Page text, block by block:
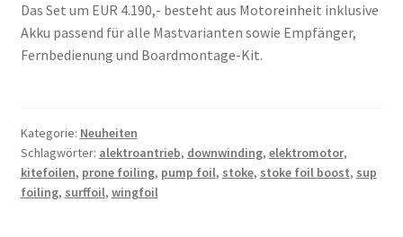
Das Set um EUR 4.190,- besteht aus Motoreinheit inklusive
Akku passend für alle Mastvarianten sowie Empfänger,
Fernbedienung und Boardmontage-Kit.
Kategorie: Neuheiten
Schlagwörter: alektroantrieb, downwinding, elektromotor,
kitefoilen, prone foiling, pump foil, stoke, stoke foil boost, sup
foiling, surffoil, wingfoil